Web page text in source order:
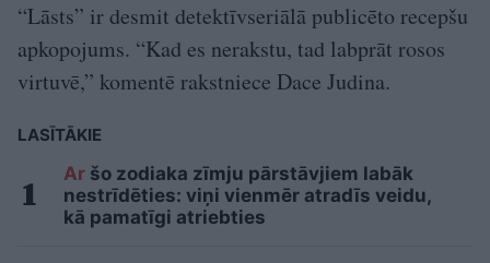
“Lāsts” ir desmit detektīvseriālā publicēto recepšu
apkopojums. “Kad es nerakstu, tad labprāt rosos
virtuvē,” komentē rakstniece Dace Judina.
LASĪTĀKIE
Ar šo zodiaka zīmju pārstāvjiem labāk
nestrīdēties: viņi vienmēr atradīs veidu,
kā pamatīgi atriebties